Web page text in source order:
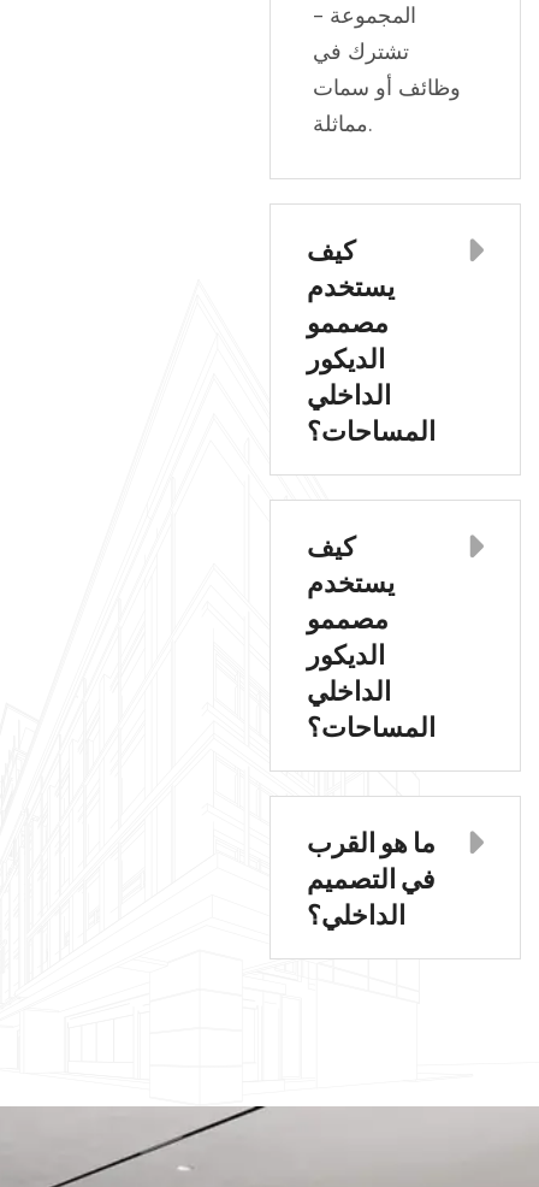
المجموعة -
تشترك في
وظائف أو سمات
مماثلة.
كيف
يستخدم
مصممو
الديكور
الداخلي
المساحات؟
كيف
يستخدم
مصممو
الديكور
الداخلي
المساحات؟
ما هو القرب
في التصميم
الداخلي؟